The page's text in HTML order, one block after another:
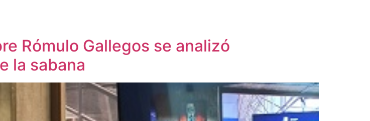
Rómulo Gallegos se analizó
la sabana